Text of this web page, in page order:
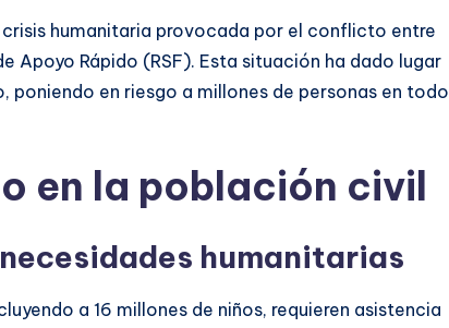
humanitaria provocada por el conflicto entre
Apoyo Rápido (RSF). Esta situación ha dado lugar
poniendo en riesgo a millones de personas en todo
en la población civil
humanitarias
a 16 millones de niños, requieren asistencia